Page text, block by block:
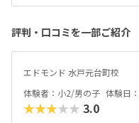
評判・口コミを一部ご紹介
エドモンド 水戸元台町校
体験者：小2/男の子 体験日
★★★★★ 3.0